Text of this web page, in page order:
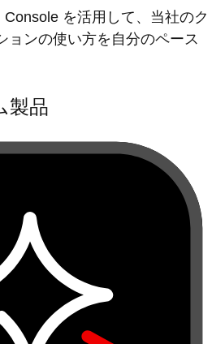
を活用して、当社のク
ョンの使い方を自分のペース
製品